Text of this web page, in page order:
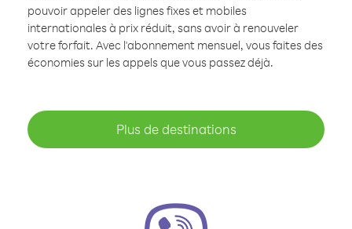
pouvoir appeler des lignes fixes et mobiles
internationales à prix réduit, sans avoir à renouveler
votre forfait. Avec l'abonnement mensuel, vous faites des
économies sur les appels que vous passez déjà.
Plus de destinations